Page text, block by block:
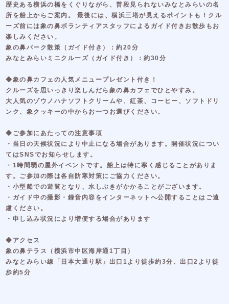
歴史ある横浜の橋をくぐりながら、普段見られないみなとみらいの名
所を船上からご案内。 最後には、横浜三塔が見えるポイントも！クル
ーズ前には象の鼻ボランティアスタッフによるガイド付きお散歩もお
楽しみください。
象の鼻パーク散策（ガイド付き）：約20分
みなとみらいミニクルーズ（ガイド付き）：約30分
◆象の鼻カフェの人気メニュープレゼント付き！
クルーズを思いっきり楽しんだら象の鼻カフェでひとやすみ。
大人気のゾウノハナソフトクリームや、紅茶、コーヒー、ソフトドリ
ンク、象クッキーの中からお一つお選びください。
◆ご参加にあたっての注意事項
・当日の天候状況により中止になる場合があります。開催状況につい
てはSNSでお知らせします。
・1時間弱の屋外イベントです。船上は特に寒く感じることがありま
す。ご参加の際は各自防寒対策にご協力ください。
・小型船での遊覧となり、水しぶきがかかることがございます。
・ガイド中の撮影・録音内容をインターネットへ公開することはご遠
慮ください。
・申し込み状況により増便する場合があります
◆アクセス
象の鼻テラス（横浜市中区海岸通1丁目）
みなとみらい線「日本大通り駅」出口1より徒歩約3分、出口2より徒
歩約5分